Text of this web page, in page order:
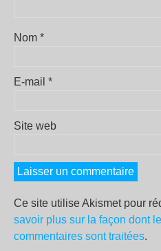
Nom *
E-mail *
Site web
Ce site utilise Akismet pour
savoir plus sur la façon dont
commentaires sont traitées.